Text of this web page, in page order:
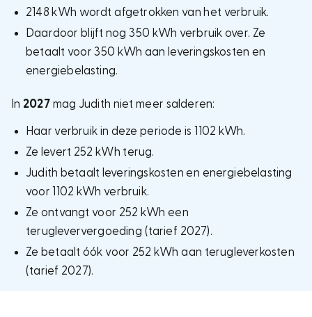
2148 kWh wordt afgetrokken van het verbruik.
Daardoor blijft nog 350 kWh verbruik over. Ze
betaalt voor 350 kWh aan leveringskosten en
energiebelasting.
In 2027mag Judith niet meer salderen:
Haar verbruik in deze periode is 1102 kWh.
Ze levert 252 kWh terug.
Judith betaalt leveringskosten en energiebelasting
voor 1102 kWh verbruik.
Ze ontvangt voor 252 kWh een
terugleververgoeding (tarief 2027).
Ze betaalt óók voor 252 kWh aan terugleverkosten
(tarief 2027).